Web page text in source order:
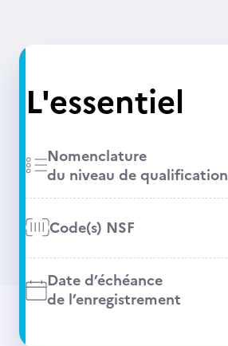
L'essentiel
Nomenclature
du niveau de qualification
Code(s) NSF
Date d’échéance
de l’enregistrement